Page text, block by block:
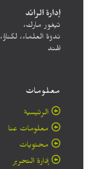
إدارة الرائد
تيغور مارك،
ندوة العلماء، لكناؤ، ۲۲٦۰۰۷
الهند
معلومات
الرئيسية
معلومات عنا
محتويات
إدارة التحرير